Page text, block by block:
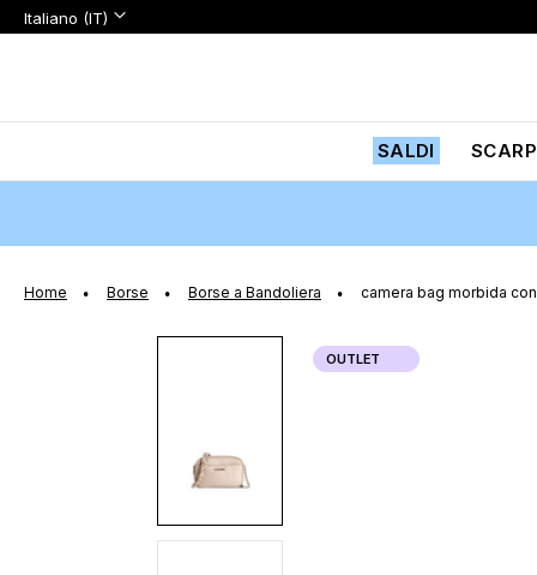
Lingua
Lingua:
Italiano (IT)
SALDI
Home Borse Borse a Bandoliera camera bag morbida
galleria
immagini
OUTLET